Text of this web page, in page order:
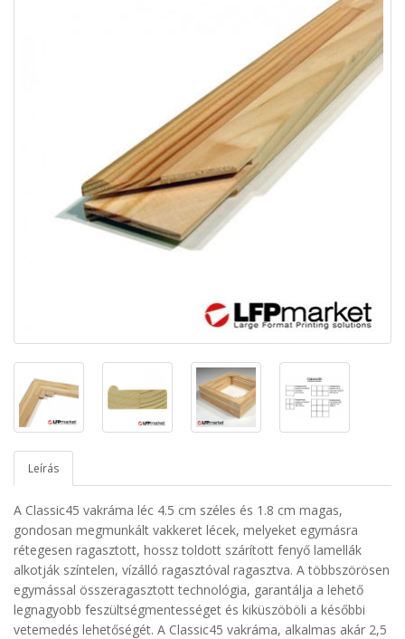
Leírás
A Classic45 vakráma léc 4.5 cm széles és 1.8 cm magas,
gondosan megmunkált vakkeret lécek, melyeket egymásra
rétegesen ragasztott, hossz toldott szárított fenyő lamellák
alkotják színtelen, vízálló ragasztóval ragasztva. A többszörösen
egymással összeragasztott technológia, garantálja a lehető
legnagyobb feszültségmentességet és kiküszöböli a későbbi
vetemedés lehetőségét. A Classic45 vakráma, alkalmas akár 2,5